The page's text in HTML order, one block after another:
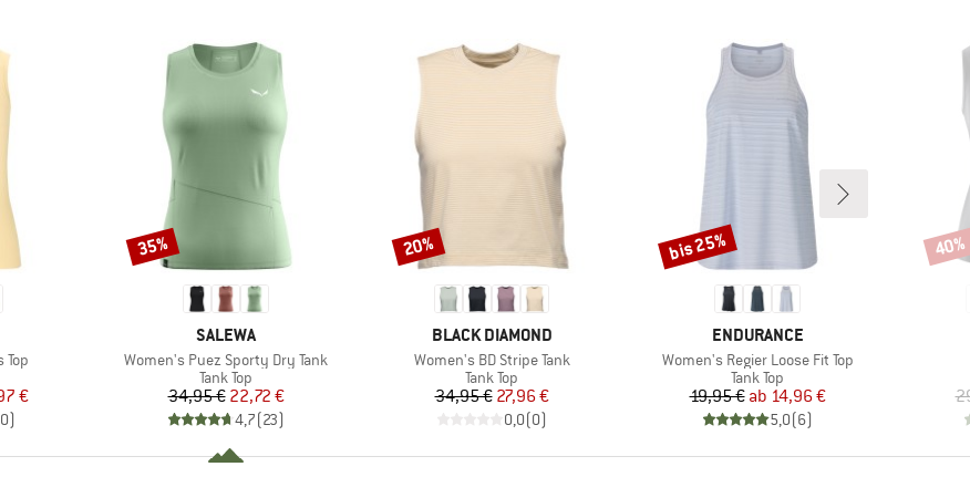
Preis
€
0)
MARKE
SALEWA
Artikel
Women's Puez Sporty Dry Tank
Produktgruppe
Tank Top
Preis
34,95 €reduzierter Preis
22,72 €
4,7(23)
Rabatt
35%
MARKE
BLACK DIAMOND
Artikel
Women's BD Stripe Tank
Produktgruppe
Tank Top
Preis
34,95 €reduzierter Preis
27,96 €
0,0(0)
Rabatt
20%
MARKE
ENDURANCE
Artikel
Women's Regier Loose Fit Top
Produktgruppe
Tank Top
Preis
19,95 € reduzierter Preis
ab 14,96 €
5,0(6)
Rabatt
bis 25% 40%